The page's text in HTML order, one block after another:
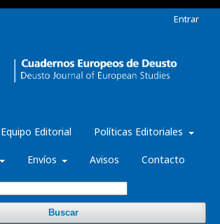
Equipo Editorial Políticas Editoriales
Envíos Avisos Contacto
Buscar
Entrar